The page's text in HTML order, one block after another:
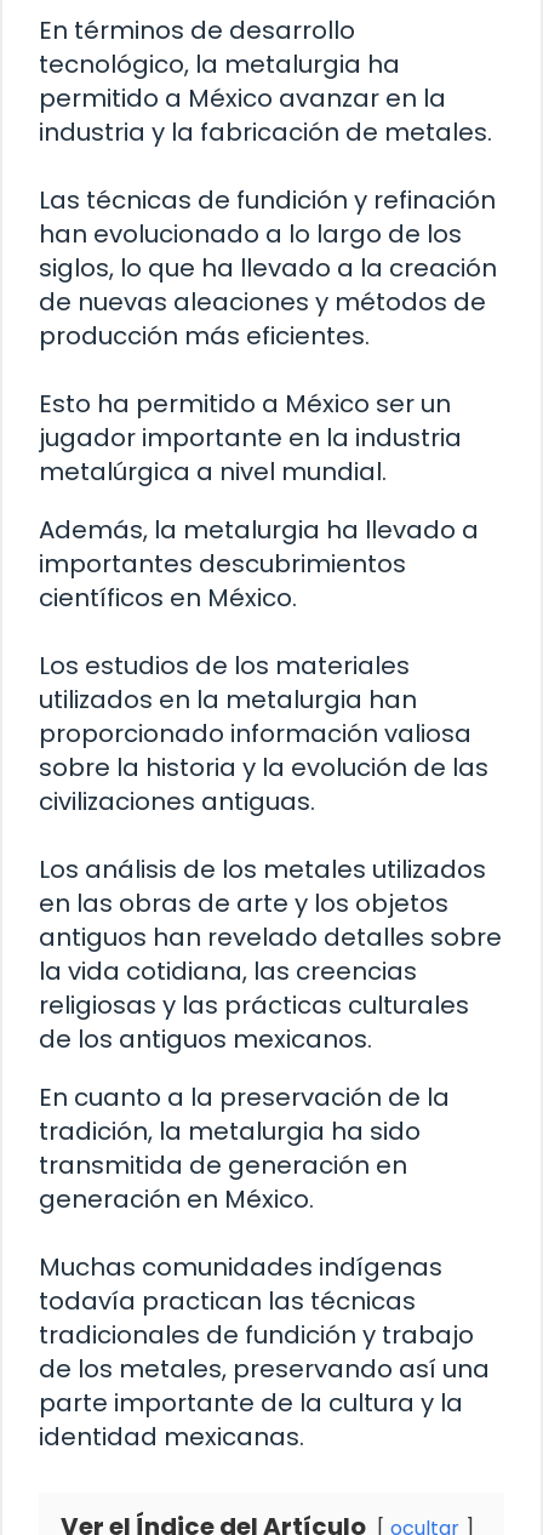
En términos de desarrollo
tecnológico, la metalurgia ha
permitido a México avanzar en la
industria y la fabricación de metales.
Las técnicas de fundición y refinación
han evolucionado a lo largo de los
siglos, lo que ha llevado a la creación
de nuevas aleaciones y métodos de
producción más eficientes.
Esto ha permitido a México ser un
jugador importante en la industria
metalúrgica a nivel mundial.
Además, la metalurgia ha llevado a
importantes descubrimientos
científicos en México.
Los estudios de los materiales
utilizados en la metalurgia han
proporcionado información valiosa
sobre la historia y la evolución de las
civilizaciones antiguas.
Los análisis de los metales utilizados
en las obras de arte y los objetos
antiguos han revelado detalles sobre
la vida cotidiana, las creencias
religiosas y las prácticas culturales
de los antiguos mexicanos.
En cuanto a la preservación de la
tradición, la metalurgia ha sido
transmitida de generación en
generación en México.
Muchas comunidades indígenas
todavía practican las técnicas
tradicionales de fundición y trabajo
de los metales, preservando así una
parte importante de la cultura y la
identidad mexicanas.
Ver el Índice del Artículo ocultar